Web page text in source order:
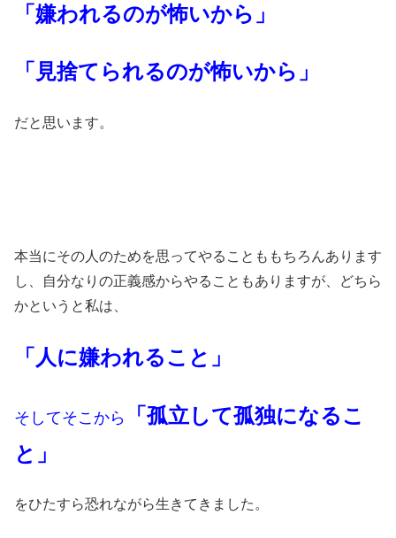
「嫌われるのが怖いから」
「見捨てられるのが怖いから」
だと思います。
本当にその人のためを思ってやることももちろんあります
し、自分なりの正義感からやることもありますが、どちら
かというと私は、
「人に嫌われること」
そしてそこから
「孤立して孤独になるこ
と」
をひたすら恐れながら生きてきました。